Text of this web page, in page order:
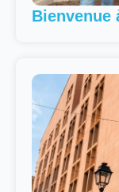
Bienvenue